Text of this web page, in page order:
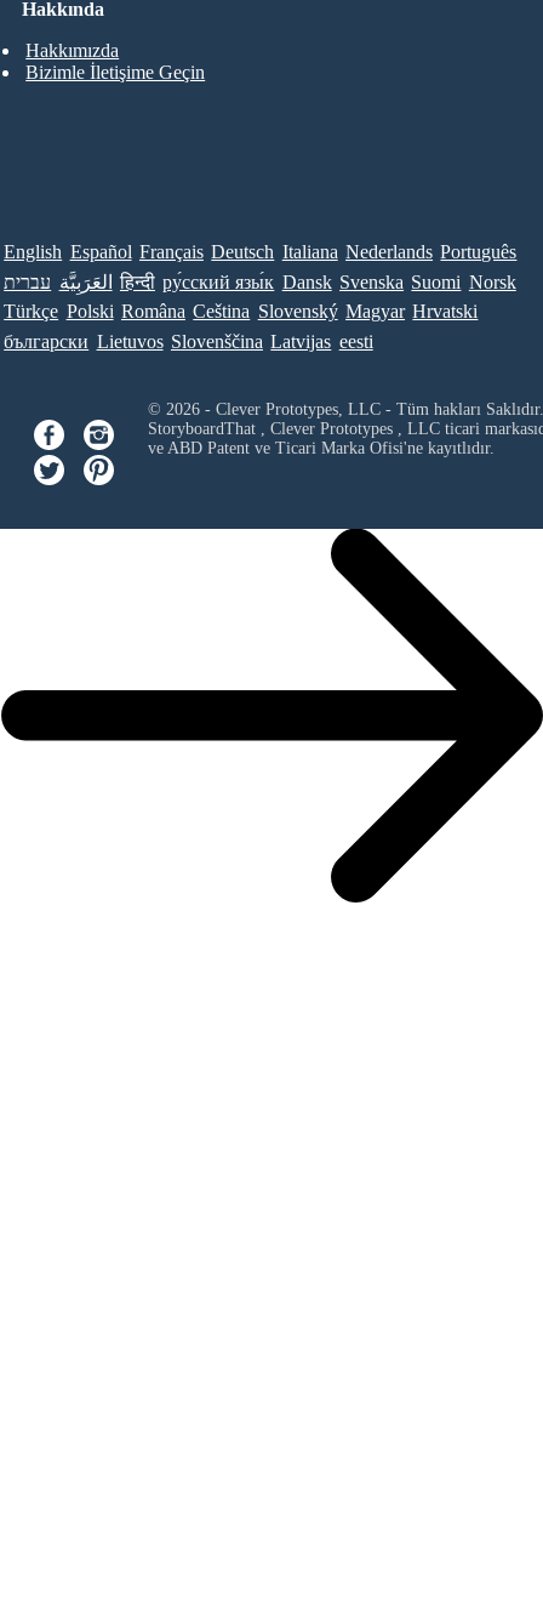
Hakkında
Hakkımızda
Bizimle İletişime Geçin
English Español Français Deutsch Italiana Nederlands Português
עברית العَرَبِيَّة हिन्दी ру́сский язы́к Dansk Svenska Suomi Norsk
Türkçe Polski Româna Ceština Slovenský Magyar Hrvatski
български Lietuvos Slovenščina Latvijas eesti
© 2026 - Clever Prototypes, LLC - Tüm hakları Saklıdır.
StoryboardThat , Clever Prototypes , LLCticari
ve ABD Patent ve Ticari Marka Ofisi'ne kayıtlıdır.